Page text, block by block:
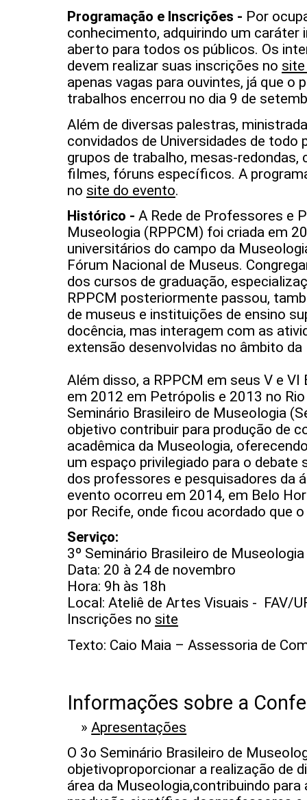
Programação e Inscrições - Por
conhecimento, adquirindo um caráter
aberto para todos os públicos. Os
devem realizar suas inscrições no
apenas vagas para ouvintes, já que o
trabalhos encerrou no dia 9 de
Além de diversas palestras,
convidados de Universidades de
grupos de trabalho, mesas-redondas,
filmes, fóruns específicos. A
no site do evento.
Histórico - A Rede de Professores e
Museologia (RPPCM) foi criada em
universitários do campo da
Fórum Nacional de Museus.
dos cursos de graduação,
RPPCM posteriormente passou,
de museus e instituições de ensino
docência, mas interagem com as
extensão desenvolvidas no âmbito
Além disso, a RPPCM em seus V e
em 2012 em Petrópolis e 2013 no
Seminário Brasileiro de Museologia
objetivo contribuir para produção de
acadêmica da Museologia,
um espaço privilegiado para o
dos professores e pesquisadores da
evento ocorreu em 2014, em Belo
por Recife, onde ficou acordado que
Serviço:
3º Seminário Brasileiro de Museologia
Data: 20 à 24 de novembro
Hora: 9h às 18h
Local: Ateliê de Artes Visuais - FAV/
Inscrições no site
Texto: Caio Maia – Assessoria de
Informações sobre a
»Apresentações
O 3o Seminário Brasileiro de
objetivoproporcionar a realização de
área da Museologia,contribuindo